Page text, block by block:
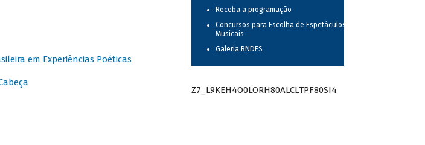
em Experiências Poéticas
Receba a programação
Concursos para Escolha de Espetáculos
Musicais
Galeria BNDES
Z7_L9KEH4O0LORH80ALCLTPF80SI4